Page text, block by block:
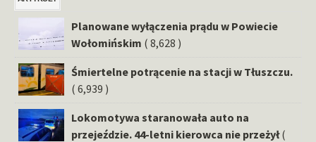
Planowane wyłączenia prądu w Powiecie
Wołomińskim ( 8,628 )
Śmiertelne potrącenie na stacji w Tłuszczu.
( 6,939 )
Lokomotywa staranowała auto na
przejeździe. 44-letni kierowca nie przeżył (